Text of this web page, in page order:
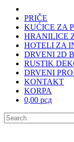
PRIČE
KUĆICE ZA
HRANILICE
HOTELI ZA
DRVENI 2D
RUSTIK
DRVENI
KONTAKT
KORPA
0,00 рсд